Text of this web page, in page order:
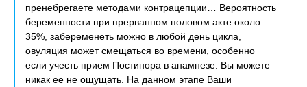
пренебрегаете методами контрацепции… Вероятность
беременности при прерванном половом акте около
35%, забеременеть можно в любой день цикла,
овуляция может смещаться во времени, особенно
если учесть прием Постинора в анамнезе. Вы можете
никак ее не ощущать. На данном этапе Ваши